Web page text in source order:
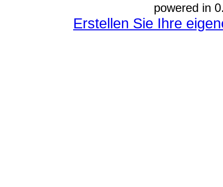
powered in
Erstellen Sie Ihre